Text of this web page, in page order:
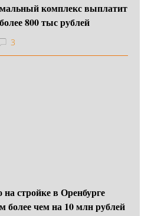
комплекс выплатит
800 тыс рублей
3
стройке в Оренбурге
более чем на 10 млн рублей